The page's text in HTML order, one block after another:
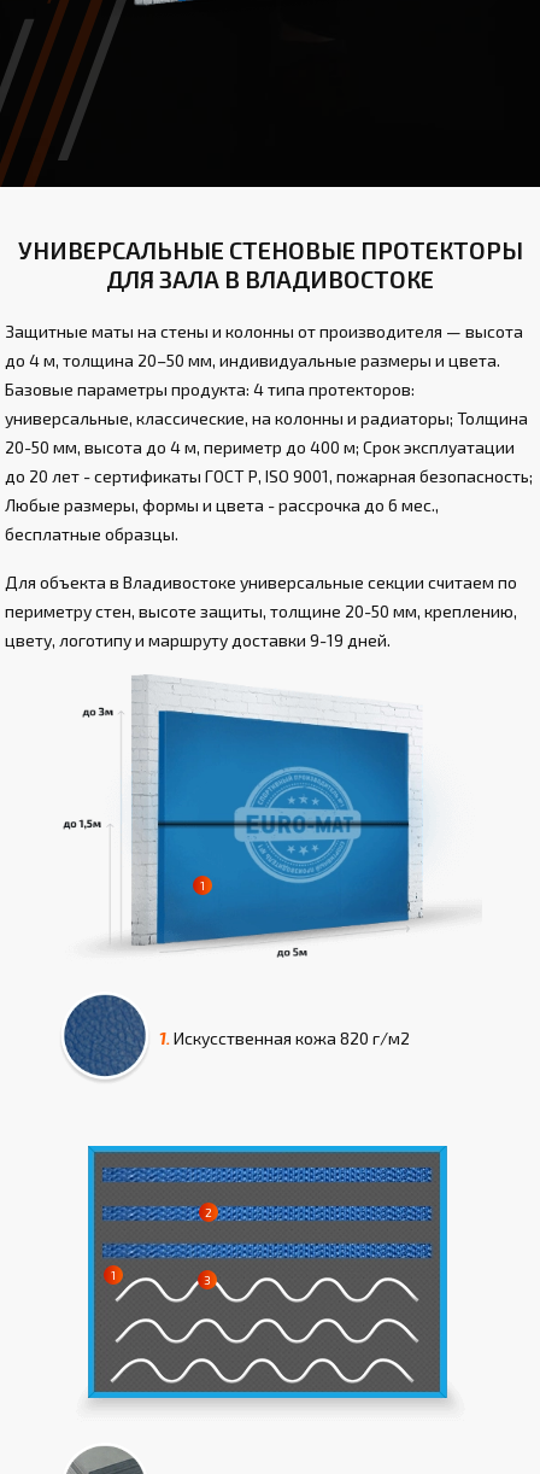
УНИВЕРСАЛЬНЫЕ СТЕНОВЫЕ ПРОТЕКТОРЫ
ДЛЯ ЗАЛА В ВЛАДИВОСТОКЕ
Защитные маты на стены и колонны от производителя — высота
до 4 м, толщина 20–50 мм, индивидуальные размеры и цвета.
Базовые параметры продукта: 4 типа протекторов:
универсальные, классические, на колонны и радиаторы; Толщина
20-50 мм, высота до 4 м, периметр до 400 м; Срок эксплуатации
до 20 лет - сертификаты ГОСТ Р, ISO 9001, пожарная безопасность;
Любые размеры, формы и цвета - рассрочка до 6 мес.,
бесплатные образцы.
Для объекта в Владивостоке универсальные секции считаем по
периметру стен, высоте защиты, толщине 20-50 мм, креплению,
цвету, логотипу и маршруту доставки 9-19 дней.
1. Искусcтвенная кожа 820 г/м2